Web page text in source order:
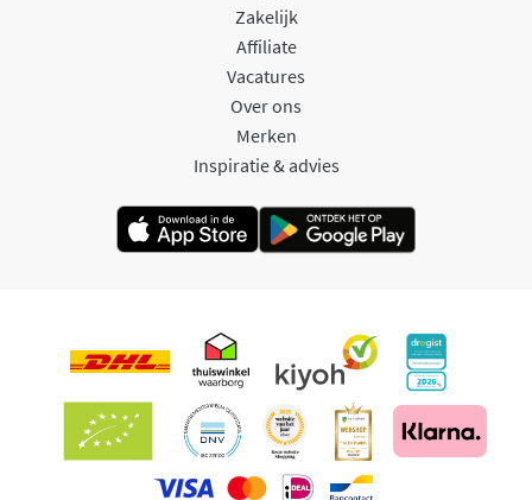
Zakelijk
Affiliate
Vacatures
Over ons
Merken
Inspiratie & advies